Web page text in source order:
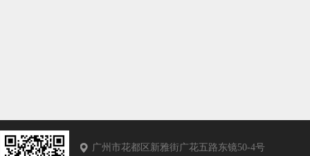
广州市花都区新雅街广花五路东镜50-4号